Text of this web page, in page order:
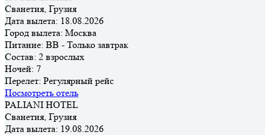
Сванетия, Грузия
Дата вылета: 18.08.2026
Город вылета: Москва
Питание: BB - Только завтрак
Состав: 2 взрослых
Ночей: 7
Перелет: Регулярный рейс
Посмотреть отель
PALIANI HOTEL
Сванетия, Грузия
Дата вылета: 19.08.2026